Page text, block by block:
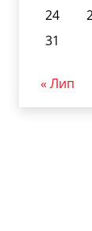
24
31
« Лип